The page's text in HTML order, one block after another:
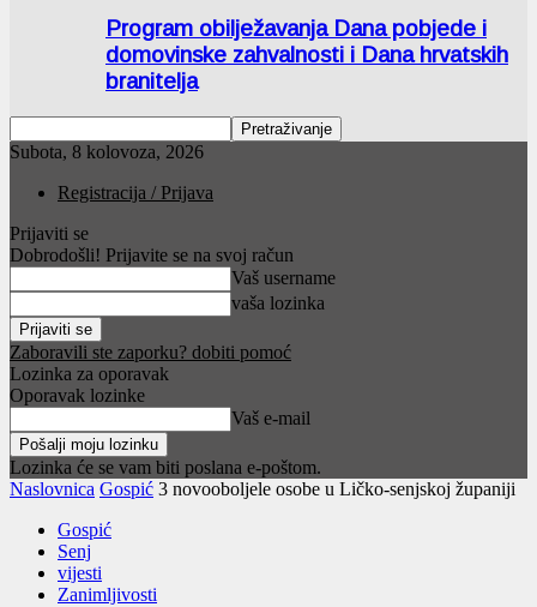
Program obilježavanja Dana pobjede i
domovinske zahvalnosti i Dana hrvatskih
branitelja
Subota, 8 kolovoza, 2026
Registracija / Prijava
Prijaviti se
Dobrodošli! Prijavite se na svoj račun
Vaš username
vaša lozinka
Zaboravili ste zaporku? dobiti pomoć
Lozinka za oporavak
Oporavak lozinke
Vaš e-mail
Lozinka će se vam biti poslana e-poštom.
Naslovnica Gospić 3 novooboljele osobe u Ličko-senjskoj županiji
Gospić
Senj
vijesti
Zanimljivosti